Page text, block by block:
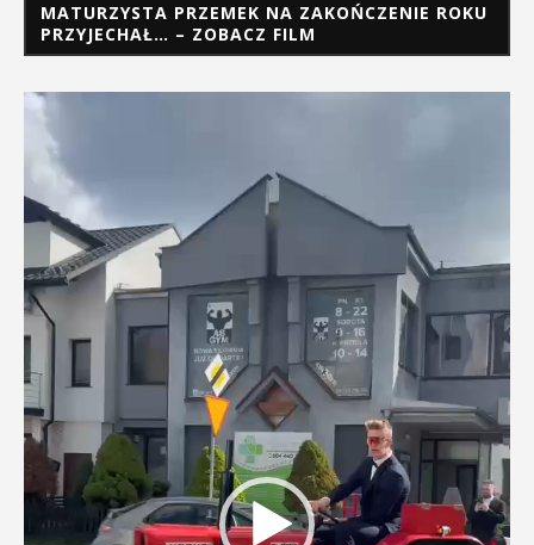
MATURZYSTA PRZEMEK NA ZAKOŃCZENIE ROKU
PRZYJECHAŁ… – ZOBACZ FILM
Odtwarzacz